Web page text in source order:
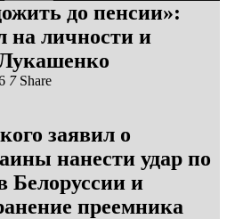
до пенсии»:
на личности и
7 Share
заявил о
нанести удар по
Белоруссии и
преемника